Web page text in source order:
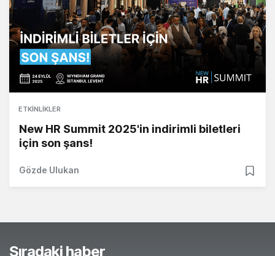
ETKINLIKLER
New HR Summit 2025'in indirimli biletleri
için son şans!
Gözde Ulukan
Sıradaki haber